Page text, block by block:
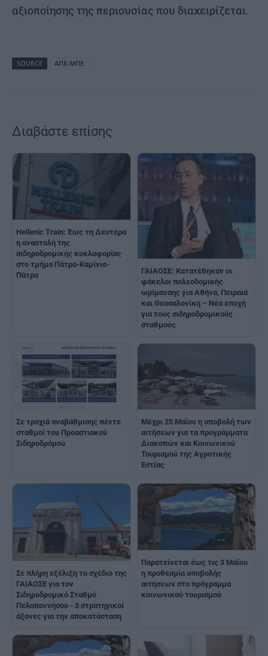
αξιοποίησης της περιουσίας που διαχειρίζεται.
SOURCE ΑΠΕ-ΜΠΕ
Διαβάστε επίσης
Hellenic Train: Έως τη Δευτέρα
η αναστολή της
σιδηροδρομικής κυκλοφορίας
στο τμήμα Πάτρα-Καμίνια-
Πάτρα
ΓΑΙΑΟΣΕ: Κατατέθηκαν οι
φάκελοι πολεοδομικής
ωρίμανσης για Αθήνα, Πειραιά
και Θεσσαλονίκη – Νέα εποχή
για τους σιδηροδρομικούς
σταθμούς
Σε τροχιά αναβάθμισης πέντε
σταθμοί του Προαστιακού
Σιδηροδρόμου
Μέχρι 25 Μαΐου η υποβολή των
αιτήσεων για τα προγράμματα
Διακοπών και Κοινωνικού
Τουρισμού της Αγροτικής
Εστίας
Σε πλήρη εξέλιξη το σχέδιο της
ΓΑΙΑΟΣΕ για τον
Σιδηροδρομικό Σταθμό
Πελοποννήσου - 3 στρατηγικοί
άξονες για την αποκατάσταση
Παρατείνεται έως τις 3 Μαΐου
η προθεσμία υποβολής
αιτήσεων στο πρόγραμμα
κοινωνικού τουρισμού